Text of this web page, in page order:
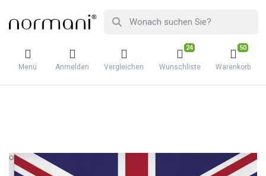
Menü Anmelden Vergleichen
24
Wunschliste
50
Warenkorb